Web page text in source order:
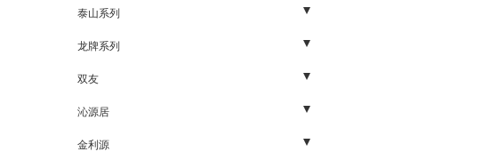
配件
石膏板
生态板
胶合板
家具板
UV板材
阻燃板
福湘板材
泰山系列
矿棉板
石膏板
轻钢龙骨
龙牌系列
配件
石膏板
烤漆骨
双友
五金
板材
沁源居
五金
金利源